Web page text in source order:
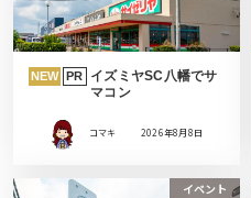
NEW PR
イズミヤSC八幡でサ
マコン
コマキ 2026年8月8日
イベント